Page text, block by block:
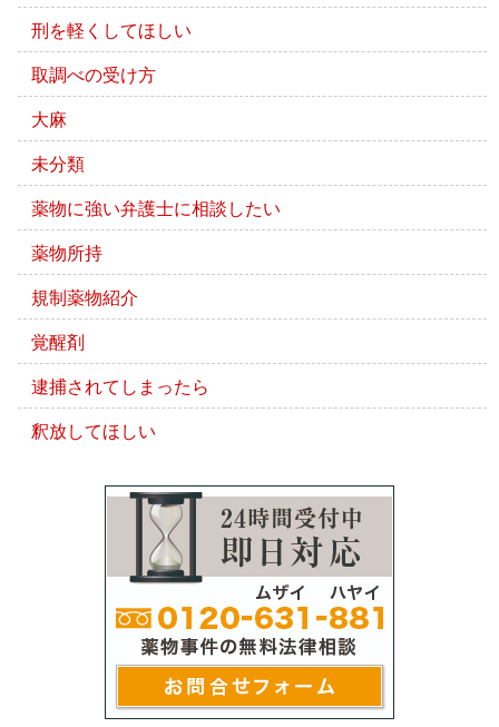
刑を軽くしてほしい
取調べの受け方
大麻
未分類
薬物に強い弁護士に相談したい
薬物所持
規制薬物紹介
覚醒剤
逮捕されてしまったら
釈放してほしい